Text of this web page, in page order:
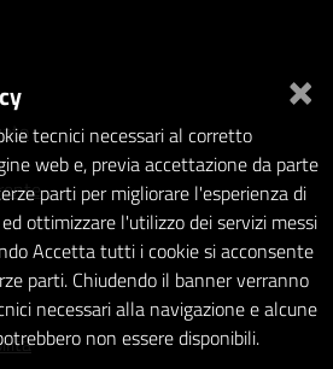
×
tecnici necessari al corretto
web e, previa accettazione da parte
parti per migliorare l'esperienza di
ottimizzare l'utilizzo dei servizi messi
Accetta tutti i cookie si acconsente
parti. Chiudendo il banner verranno
necessari alla navigazione e alcune
non essere disponibili.